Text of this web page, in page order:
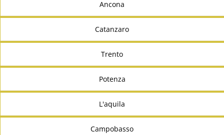
Ancona
Catanzaro
Trento
Potenza
L'aquila
Campobasso